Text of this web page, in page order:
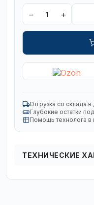
− 1 +
Отгрузка со склада
Глубокие остатки
Помощь технолога в
ТЕХНИЧЕСКИЕ
Кол в упаковке